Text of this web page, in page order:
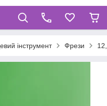
інструмент Фрези